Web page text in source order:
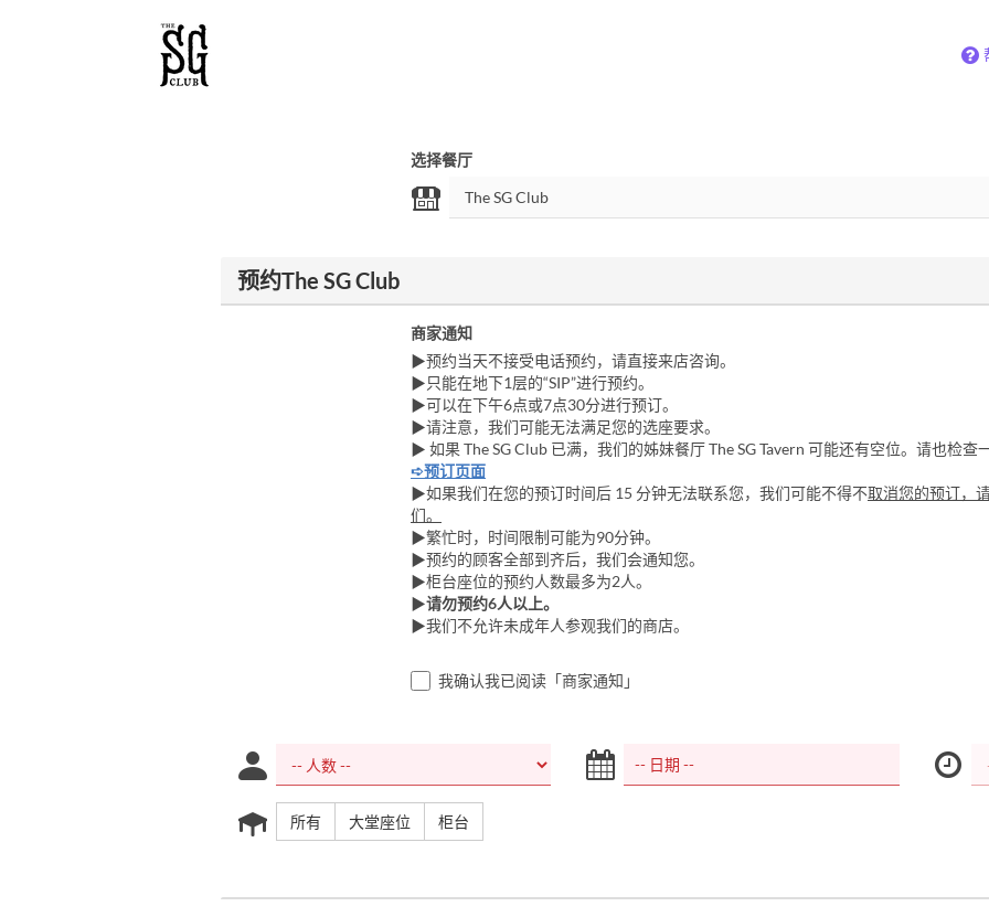
选择餐厅
预约The SG Club
商家通知
▶预约当天不接受电话预约，请直接来店咨询。
▶只能在地下1层的“SIP”进行预约。
▶可以在下午6点或7点30分进行预订。
▶请注意，我们可能无法满足您的选座要求。
▶ 如果 The SG Club 已满，我们的姊妹餐厅 The SG Tavern 可能还有空位。请也检查
➪预订页面
▶如果我们在您的预订时间后 15 分钟无法联系您，我们可能不得不取消您的预订，
们。
▶繁忙时，时间限制可能为90分钟。
▶预约的顾客全部到齐后，我们会通知您。
▶柜台座位的预约人数最多为2人。
▶请勿预约6人以上。
▶我们不允许未成年人参观我们的商店。
我确认我已阅读「商家通知」
所有 大堂座位 柜台